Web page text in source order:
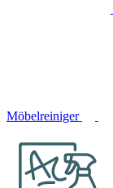
Möbelreiniger